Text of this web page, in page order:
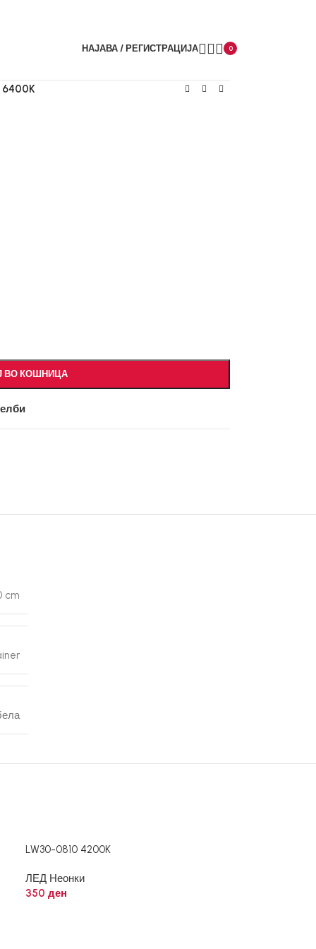
НАЈАВА / РЕГИСТРАЦИЈА 0
ВО КОШНИЦА
cm
LW30-0810 4200K
ЛЕД Неонки
350 ден